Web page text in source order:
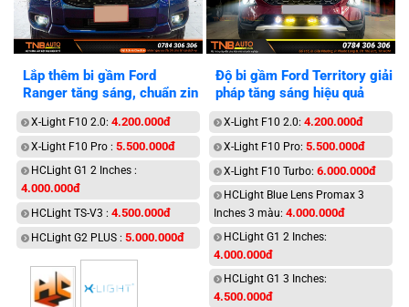
Lắp thêm bi gầm Ford
Ranger tăng sáng, chuẩn zin
X-Light F10 2.0: 4.200.000đ
X-Light F10 Pro : 5.500.000đ
HCLight G1 2 Inches :
4.000.000đ
HCLight TS-V3 : 4.500.000đ
HCLight G2 PLUS : 5.000.000đ
Độ bi gầm Ford Territory giải
pháp tăng sáng hiệu quả
X-Light F10 2.0: 4.200.000đ
X-Light F10 Pro: 5.500.000đ
X-Light F10 Turbo: 6.000.000đ
HCLight Blue Lens Promax 3
Inches 3 màu: 4.000.000đ
HCLight G1 2 Inches:
4.000.000đ
HCLight G1 3 Inches:
4.500.000đ